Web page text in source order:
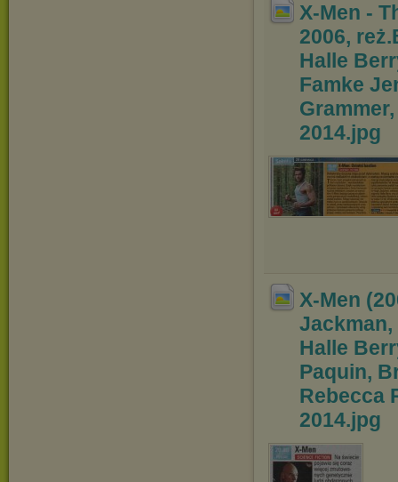
X-Men -
2006, reż.
Halle
Famke
2014.jpg
X-Men
Halle
Paquin,
Rebecca
2014.jpg